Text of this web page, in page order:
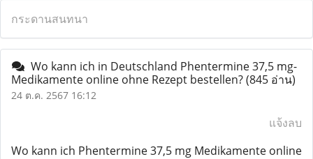
กระดานสนทนา
Wo kann ich in Deutschland Phentermine 37,5 mg-
Medikamente online ohne Rezept bestellen?(845 อ่าน)
24 ต.ค. 2567 16:12
แจ้งลบ
Wo kann ich Phentermine 37,5 mg Medikamente online